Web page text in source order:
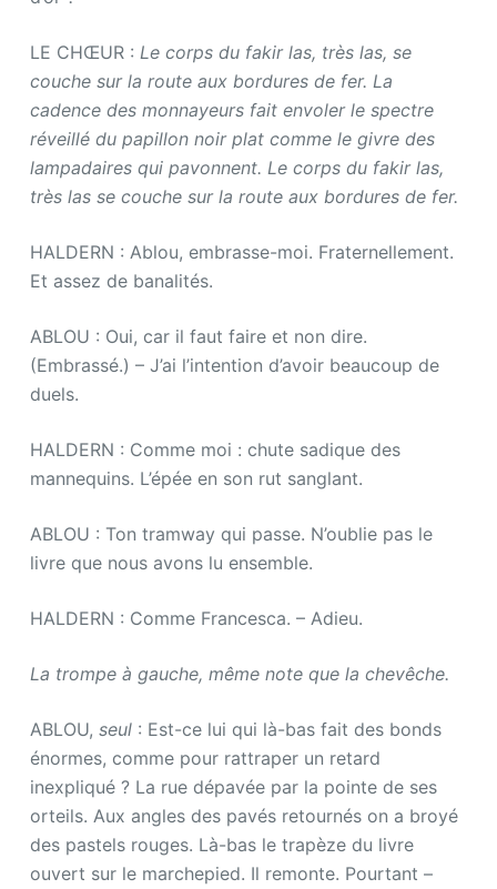
LE CHŒUR : Le corps du fakir las, très las, se
couche sur la route aux bordures de fer. La
cadence des monnayeurs fait envoler le spectre
réveillé du papillon noir plat comme le givre des
lampadaires qui pavonnent. Le corps du fakir las,
très las se couche sur la route aux bordures de fer.
HALDERN : Ablou, embrasse-moi. Fraternellement.
Et assez de banalités.
ABLOU : Oui, car il faut faire et non dire.
(Embrassé.) – J’ai l’intention d’avoir beaucoup de
duels.
HALDERN : Comme moi : chute sadique des
mannequins. L’épée en son rut sanglant.
ABLOU : Ton tramway qui passe. N’oublie pas le
livre que nous avons lu ensemble.
HALDERN : Comme Francesca. – Adieu.
La trompe à gauche, même note que la chevêche.
ABLOU, seul : Est-ce lui qui là-bas fait des bonds
énormes, comme pour rattraper un retard
inexpliqué ? La rue dépavée par la pointe de ses
orteils. Aux angles des pavés retournés on a broyé
des pastels rouges. Là-bas le trapèze du livre
ouvert sur le marchepied. Il remonte. Pourtant –